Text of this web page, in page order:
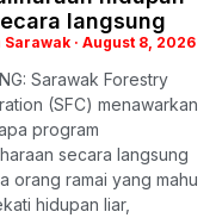
langsung
Sarawak August 8, 2026
Sarawak Forestry
(SFC) menawarkan
program
secara langsung
orang ramai yang mahu
hidupan liar,